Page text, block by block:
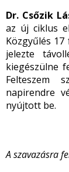
Dr. Csőzik
az új ciklus
Közgyűlés
jelezte
kiegészülne
Felteszem
napirendre
nyújtott be.
A szavazásra